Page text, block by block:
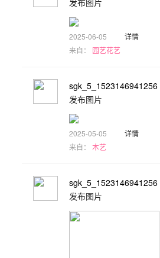
发布图片
2025-06-05 详情
来自： 园艺花艺
sgk_5_1523146941256
发布图片
2025-05-05 详情
来自： 木艺
sgk_5_1523146941256
发布图片